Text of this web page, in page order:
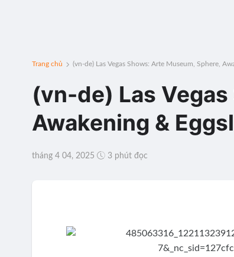
Trang chủ (vn-de) Las Vegas Shows: Arte Museum, Sphere,
(vn-de) Las
Awakening &
tháng 4 04, 2025 3 phút đọc